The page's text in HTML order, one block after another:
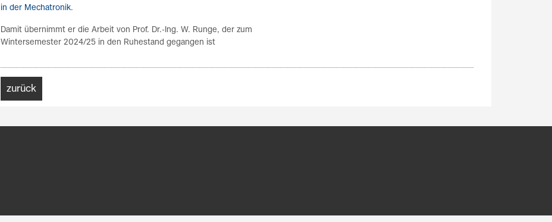
in der Mechatronik.
Damit übernimmt er die Arbeit von Prof. Dr.-Ing. W. Runge, der zum
Wintersemester 2024/25 in den Ruhestand gegangen ist
zurück